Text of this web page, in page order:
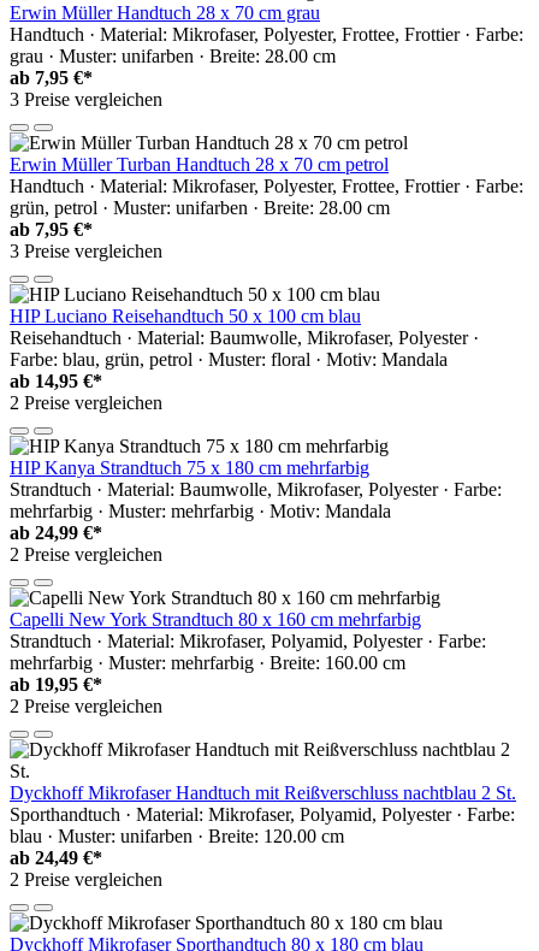
Erwin Müller Handtuch 28 x 70 cm grau
Handtuch · Material: Mikrofaser, Polyester, Frottee, Frottier · Farbe:
grau · Muster: unifarben · Breite: 28.00 cm
ab 7,95 €*
3 Preise vergleichen
Erwin Müller Turban Handtuch 28 x 70 cm petrol
Handtuch · Material: Mikrofaser, Polyester, Frottee, Frottier · Farbe:
grün, petrol · Muster: unifarben · Breite: 28.00 cm
ab 7,95 €*
3 Preise vergleichen
HIP Luciano Reisehandtuch 50 x 100 cm blau
Reisehandtuch · Material: Baumwolle, Mikrofaser, Polyester ·
Farbe: blau, grün, petrol · Muster: floral · Motiv: Mandala
ab 14,95 €*
2 Preise vergleichen
HIP Kanya Strandtuch 75 x 180 cm mehrfarbig
Strandtuch · Material: Baumwolle, Mikrofaser, Polyester · Farbe:
mehrfarbig · Muster: mehrfarbig · Motiv: Mandala
ab 24,99 €*
2 Preise vergleichen
Capelli New York Strandtuch 80 x 160 cm mehrfarbig
Strandtuch · Material: Mikrofaser, Polyamid, Polyester · Farbe:
mehrfarbig · Muster: mehrfarbig · Breite: 160.00 cm
ab 19,95 €*
2 Preise vergleichen
Dyckhoff Mikrofaser Handtuch mit Reißverschluss nachtblau 2 St.
Sporthandtuch · Material: Mikrofaser, Polyamid, Polyester · Farbe:
blau · Muster: unifarben · Breite: 120.00 cm
ab 24,49 €*
2 Preise vergleichen
Dyckhoff Mikrofaser Sporthandtuch 80 x 180 cm blau